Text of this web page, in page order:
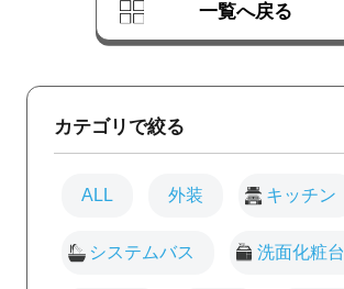
一覧へ戻る
カテゴリで絞る
ALL 外装 キッチン
システムバス 洗面化粧台